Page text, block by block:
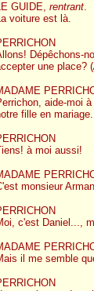
GUIDE, rentrant.
voiture est là.
Dépêchons-
une place? (
aide-moi
fille en
à moi aussi!
monsieur
c'est Daniel...,
il me semble